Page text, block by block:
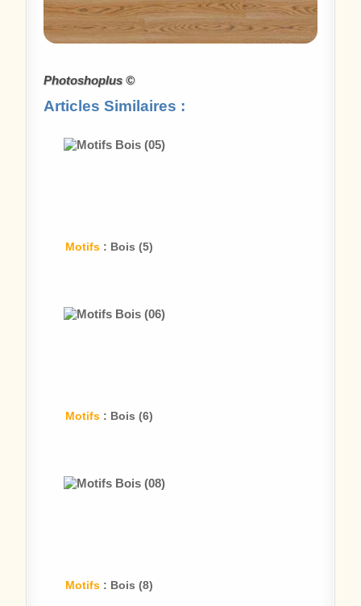
Photoshoplus ©
Articles Similaires :
Motifs : Bois (5)
Motifs : Bois (6)
Motifs : Bois (8)